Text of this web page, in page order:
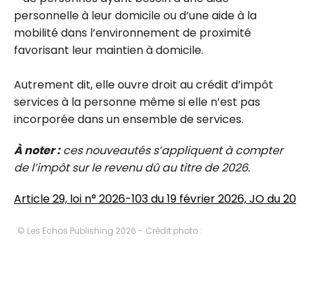
personnelle à leur domicile ou d’une aide à la
mobilité dans l’environnement de proximité
favorisant leur maintien à domicile.
Autrement dit, elle ouvre droit au crédit d’impôt
services à la personne même si elle n’est pas
incorporée dans un ensemble de services.
À noter :ces nouveautés s’appliquent à compter
de l’impôt sur le revenu dû au titre de 2026.
Article 29, loi n° 2026-103 du 19 février 2026, JO du 20
© Les Echos Publishing 2026 - Crédit photo :